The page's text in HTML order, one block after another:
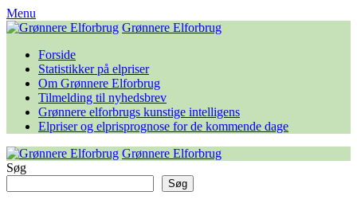
Skip
to
Menu
Grønnere Elforbrug
Forside
Statistikker på elpriser
Om Grønnere Elforbrug
Tilmelding til nyhedsbrev
Grønnere elforbrugs kunstige intelligens
Elpriser og elprisprognose for de kommende dage
Grønnere Elforbrug
Søg
Søg